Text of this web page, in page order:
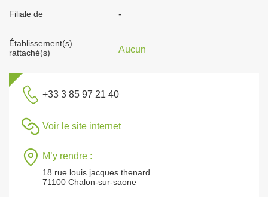
Filiale de -
Établissement(s)
rattaché(s)
Aucun
+33 3 85 97 21 40
Voir le site internet
M’y rendre :
18 rue louis jacques thenard
71100 Chalon-sur-saone